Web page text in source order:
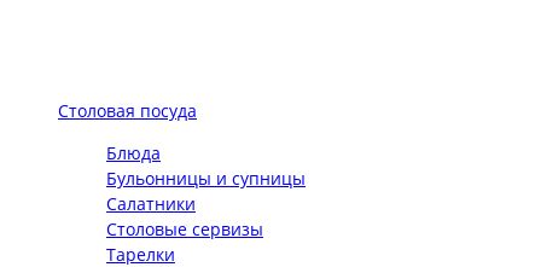
Столовая посуда
Блюда
Бульонницы и супницы
Салатники
Столовые сервизы
Тарелки